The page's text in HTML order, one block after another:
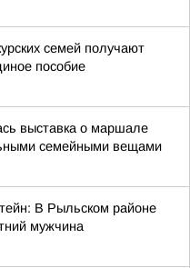
семей получают
пособие
выставка о маршале
семейными вещами
В Рыльском районе
мужчина